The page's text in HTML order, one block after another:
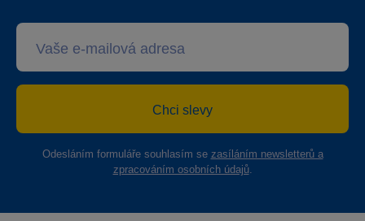
Chci slevy
Odesláním formuláře souhlasím se zasíláním newsletterů a
zpracováním osobních údajů.